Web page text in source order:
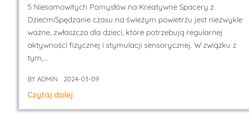
5 Niesamowitych Pomysłów na Kreatywne Spacery z
DziećmiSpędzanie czasu na świeżym powietrzu jest niezwykle
ważne, zwłaszcza dla dzieci, które potrzebują regularnej
aktywności fizycznej i stymulacji sensorycznej. W związku z
tym,…
BY ADMIN 2024-03-09
Czytaj dalej